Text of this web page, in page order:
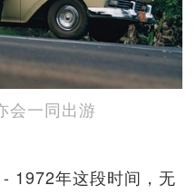
会一同出游
1972年这段时间，无